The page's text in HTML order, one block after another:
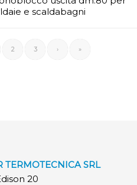
e scaldabagni
2 3 › »
TERMOTECNICA SRL
20